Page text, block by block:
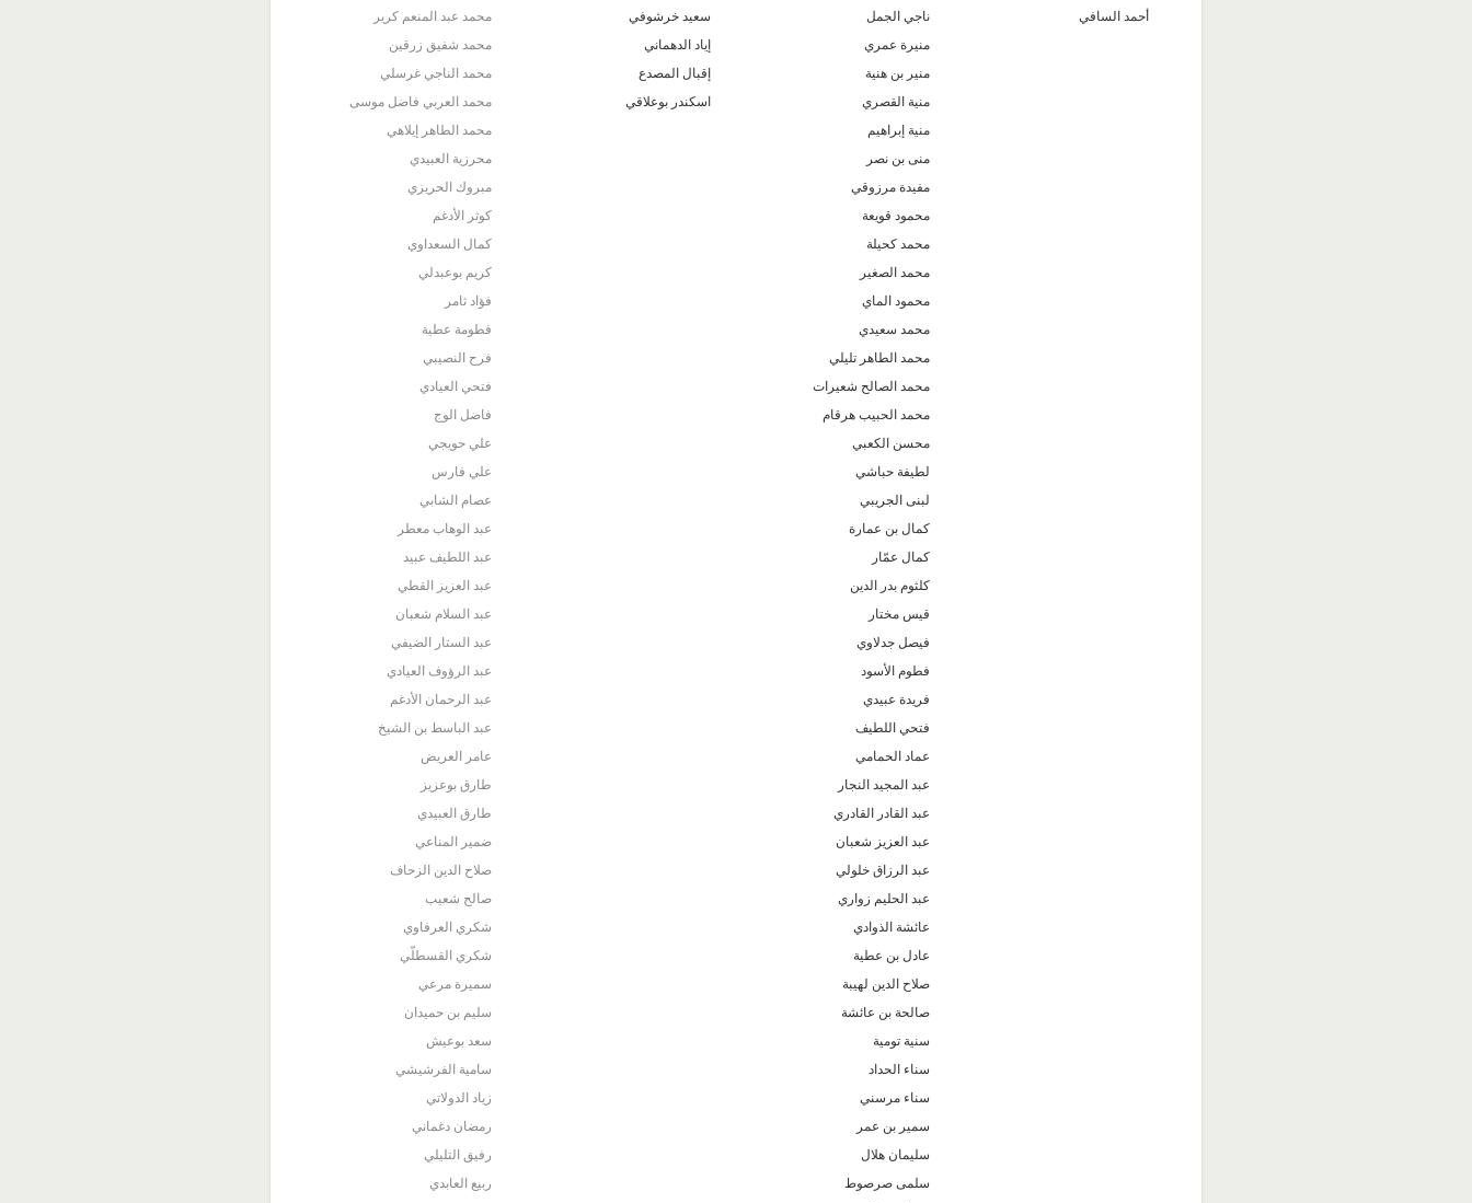
أحمد السافي
ناجي الجمل
منيرة عمري
منير بن هنية
منية القصري
منية إبراهيم
منى بن نصر
مفيدة مرزوقي
محمود قويعة
محمد كحيلة
محمد الصغير
محمود الماي
محمد سعيدي
محمد الطاهر تليلي
محمد الصالح شعيرات
محمد الحبيب هرقام
محسن الكعبي
لطيفة حباشي
لبنى الجريبي
كمال بن عمارة
كمال عمّار
كلثوم بدر الدين
قيس مختار
فيصل جدلاوي
فطوم الأسود
فريدة عبيدي
فتحي اللطيف
عماد الحمامي
عبد المجيد النجار
عبد القادر القادري
عبد العزيز شعبان
عبد الرزاق خلولي
عبد الحليم زواري
عائشة الذوادي
عادل بن عطية
صلاح الدين لهيبة
صالحة بن عائشة
سنية تومية
سناء الحداد
سناء مرسني
سمير بن عمر
سليمان هلال
سلمى صرصوط
سعيد خرشوفي
إياد الدهماني
إقبال المصدع
اسكندر بوعلاقي
محمد عبد المنعم كرير
محمد شفيق زرقين
محمد الناجي غرسلي
محمد العربي فاضل موسى
محمد الطاهر إيلاهي
محرزية العبيدي
مبروك الحريزي
كوثر الأدغم
كمال السعداوي
كريم بوعبدلي
فؤاد ثامر
فطومة عطية
فرح النصيبي
فتحي العيادي
فاضل الوج
علي حويجي
علي فارس
عصام الشابي
عبد الوهاب معطر
عبد اللطيف عبيد
عبد العزيز القطي
عبد السلام شعبان
عبد الستار الضيفي
عبد الرؤوف العيادي
عبد الرحمان الأدغم
عبد الباسط بن الشيخ
عامر العريض
طارق بوعزيز
طارق العبيدي
ضمير المناعي
صلاح الدين الزحاف
صالح شعيب
شكري العرفاوي
شكري القسطلّي
سميرة مرعي
سليم بن حميدان
سعد بوعيش
سامية الفرشيشي
زياد الدولاتي
رمضان دغماني
رفيق التليلي
ربيع العابدي